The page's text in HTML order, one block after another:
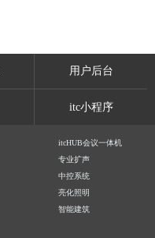
用户后台
itc小程序
itcHUB会议一体机
专业扩声
中控系统
亮化照明
智能建筑